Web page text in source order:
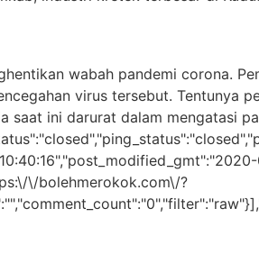
wabah pandemi corona.
virus tersebut. Tentunya
saat ini darurat dalam mengatasi
\/bolehmerokok.com\/?